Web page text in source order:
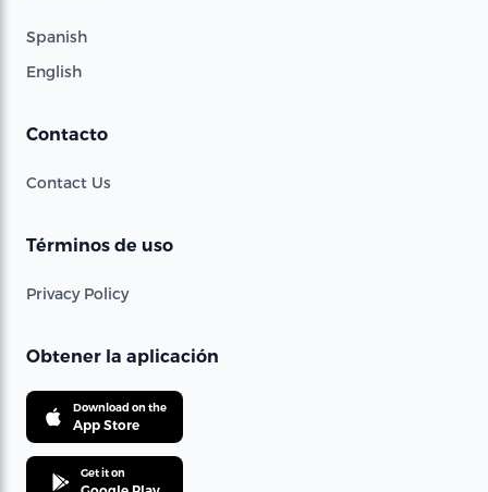
Spanish
English
Contacto
Contact Us
Términos de uso
Privacy Policy
Obtener la aplicación
Download on the
App Store
Get it on